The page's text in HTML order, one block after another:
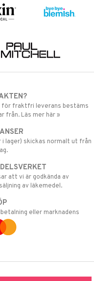
för fraktfri leverans bestäms
från. Läs mer här »
i lager) skickas normalt ut från
att vi är godkända av
av läkemedel.
eller marknadens